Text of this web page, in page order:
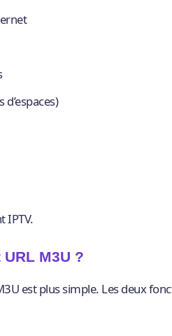
IPTV.
M3U ?
est plus simple. Les deux